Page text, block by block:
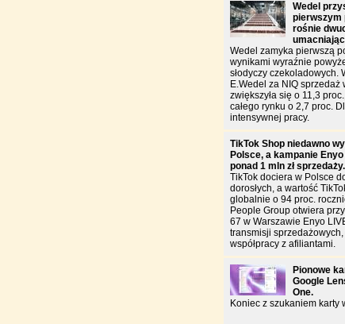
Wedel
pierwszym
rośnie
Wedel zamyka pierwszą
wynikami wyraźnie
słodyczy czekoladowych.
E.Wedel za NIQ sprzedaż
zwiększyła się o 11,3
całego rynku o 2,7 proc.
intensywnej pracy.
TikTok Shop niedawno
Polsce, a kampanie
ponad 1 mln zł sprzedaży.
TikTok dociera w Polsce
dorosłych, a wartość
globalnie o 94 proc.
People Group otwiera
67 w Warszawie Enyo
transmisji
współpracy z afiliantami.
Pionowe
Google
One.
Koniec z szukaniem karty